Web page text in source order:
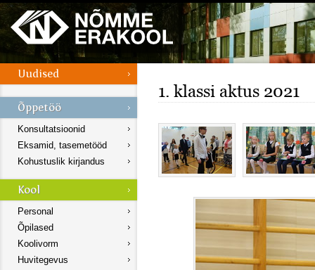
Konsultatsioonid
Eksamid, tasemetööd
Kohustuslik kirjandus
Personal
Õpilased
Koolivorm
Huvitegevus
1. klassi aktus 2021